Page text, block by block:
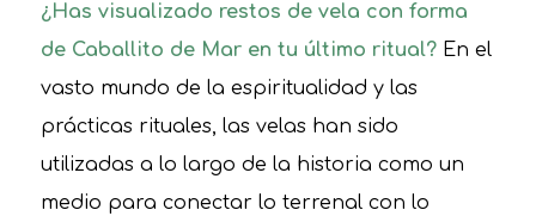
¿Has visualizado restos de vela con forma
de Caballito de Mar en tu último ritual?En el
vasto mundo de la espiritualidad y las
prácticas rituales, las velas han sido
utilizadas a lo largo de la historia como un
medio para conectar lo terrenal con lo